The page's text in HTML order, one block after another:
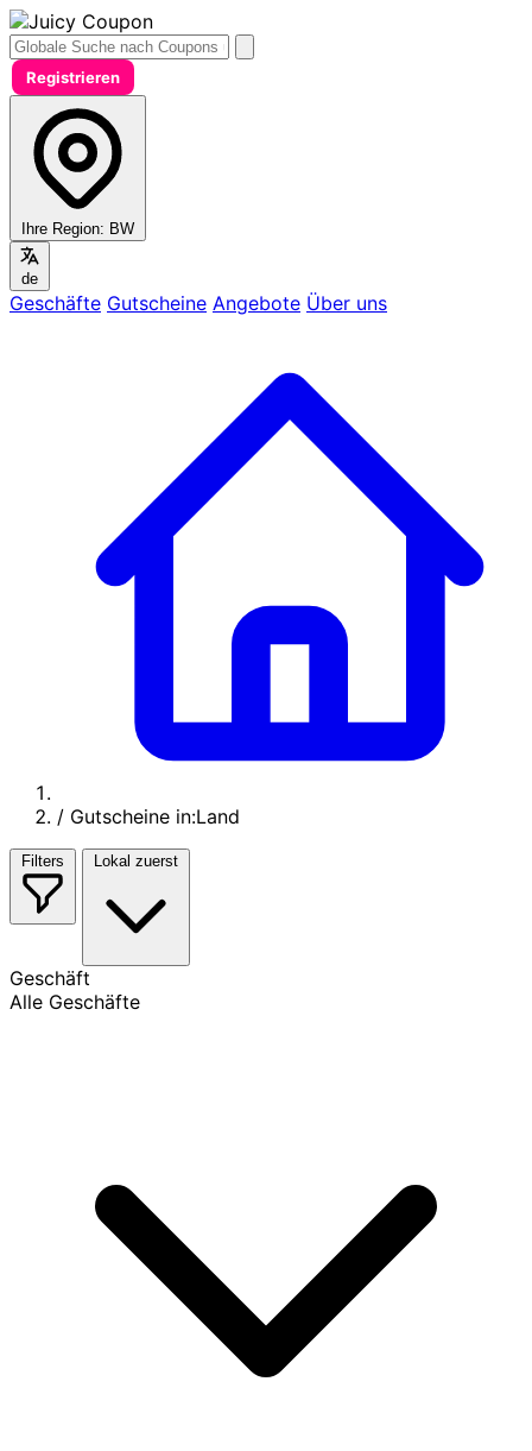
Registrieren
Ihre Region: BW
de
Geschäfte Gutscheine Angebote Über uns
/ Gutscheine in:Land
Filters Lokal zuerst
Geschäft
Alle Geschäfte